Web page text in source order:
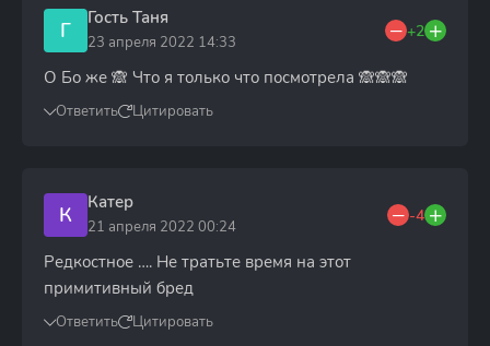
Г Гость Таня
23 апреля 2022 14:33
+2
О Бо же 🙈 Что я только что посмотрела 🙈🙈🙈
Ответить Цитировать
К Катер
21 апреля 2022 00:24
-4
Редкостное …. Не тратьте время на этот
примитивный бред
Ответить Цитировать